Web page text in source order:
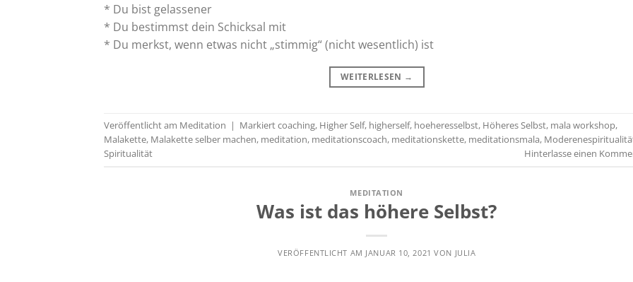
* Du bist gelassener
* Du bestimmst dein Schicksal mit
* Du merkst, wenn etwas nicht „stimmig“ (nicht wesentlich) ist
WEITERLESEN →
Veröffentlicht am Meditation | Markiertcoaching, Higher Self, higherself, hoeheresselbst, Höheres Selbst, mala workshop,
Malakette, Malakette selber machen, meditation, meditationscoach, meditationskette, meditationsmala,
Spiritualität
Hinterlasse einen
MEDITATION
Was ist das höhere Selbst?
VERÖFFENTLICHT AM JANUAR 10, 2021 VON JULIA